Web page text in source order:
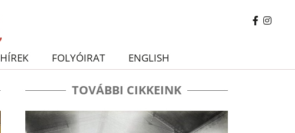
HÍREK FOLYÓIRAT ENGLISH
TOVÁBBI CIKKEINK